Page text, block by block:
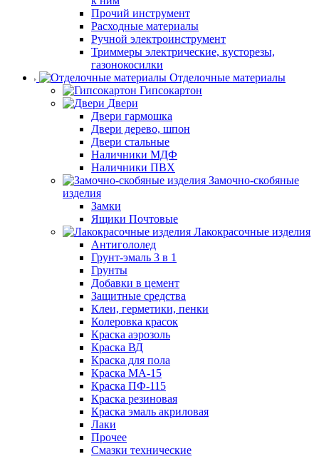
Прочий инструмент
Расходные материалы
Ручной электроинструмент
Триммеры электрические, кусторезы,
газонокосилки
Отделочные материалы
Гипсокартон
Двери
Двери гармошка
Двери дерево, шпон
Двери стальные
Наличники МДФ
Наличники ПВХ
Замочно-скобяные
изделия
Замки
Ящики Почтовые
Лакокрасочные изделия
Антигололед
Грунт-эмаль 3 в 1
Грунты
Добавки в цемент
Защитные средства
Клеи, герметики, пенки
Колеровка красок
Краска аэрозоль
Краска ВД
Краска для пола
Краска МА-15
Краска ПФ-115
Краска резиновая
Краска эмаль акриловая
Лаки
Прочее
Смазки технические